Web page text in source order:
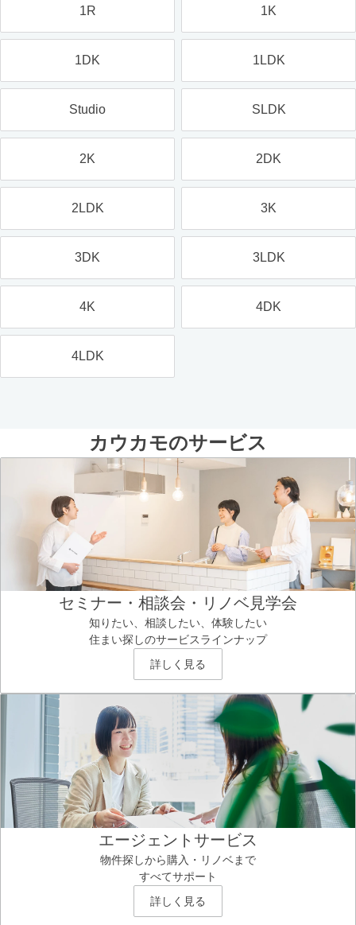
1R 1K
1DK 1LDK
Studio SLDK
2K 2DK
2LDK 3K
3DK 3LDK
4K 4DK
4LDK
カウカモのサービス
セミナー・相談会・リノベ見学会
知りたい、相談したい、体験したい
住まい探しのサービスラインナップ
詳しく見る
エージェントサービス
物件探しから購入・リノベまで
すべてサポート
詳しく見る